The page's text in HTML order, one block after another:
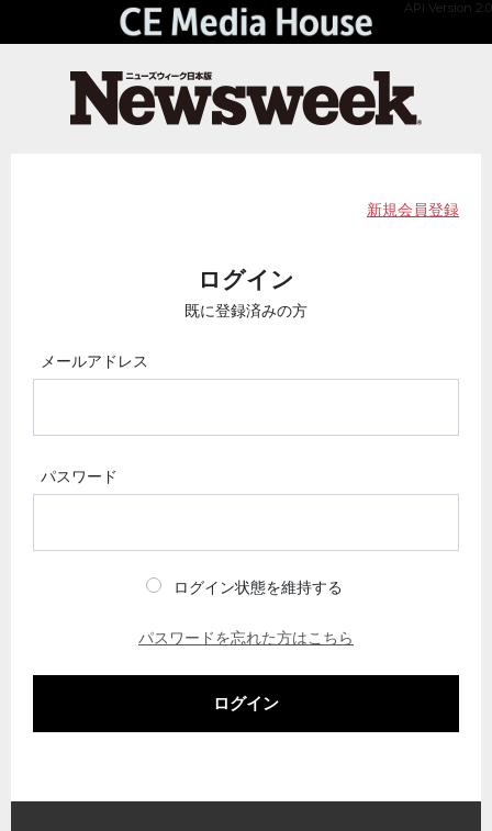
API Version 2.0
新規会員登録
ログイン
既に登録済みの方
メールアドレス
パスワード
ログイン状態を維持する
パスワードを忘れた方はこちら
ログイン